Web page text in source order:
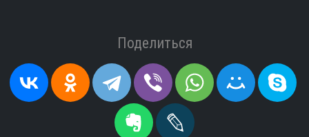
Поделиться